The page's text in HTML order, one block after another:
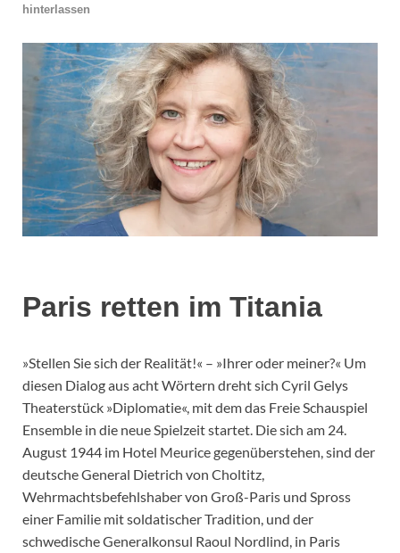
hinterlassen
Paris retten im Titania
»Stellen Sie sich der Realität!« – »Ihrer oder meiner?« Um
diesen Dialog aus acht Wörtern dreht sich Cyril Gelys
Theaterstück »Diplomatie«, mit dem das Freie Schauspiel
Ensemble in die neue Spielzeit startet. Die sich am 24.
August 1944 im Hotel Meurice gegenüberstehen, sind der
deutsche General Dietrich von Choltitz,
Wehrmachtsbefehlshaber von Groß-Paris und Spross
einer Familie mit soldatischer Tradition, und der
schwedische Generalkonsul Raoul Nordlind, in Paris